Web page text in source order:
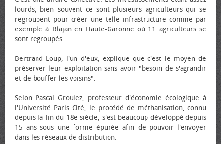
lourds, bien souvent ce sont plusieurs agriculteurs qui se
regroupent pour créer une telle infrastructure comme par
exemple à Blajan en Haute-Garonne où 11 agriculteurs se
sont regroupés.
Bertrand Loup, l'un d'eux, explique que c'est le moyen de
préserver leur exploitation sans avoir "besoin de s'agrandir
et de bouffer les voisins".
Selon Pascal Grouiez, professeur d'économie écologique à
l'Université Paris Cité, le procédé de méthanisation, connu
depuis la fin du 18e siècle, s'est beaucoup développé depuis
15 ans sous une forme épurée afin de pouvoir l'envoyer
dans les réseaux de distribution.